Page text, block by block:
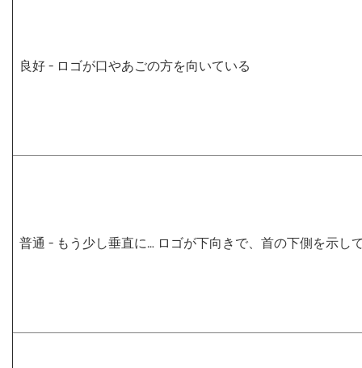
良好 - ロゴが口やあごの方を向いている
普通 - もう少し垂直に… ロゴが下向きで、首の下側を示し